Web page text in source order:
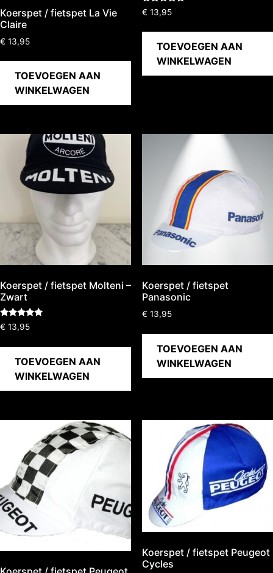
Koerspet / fietspet La Vie
Claire
€ 13,95
TOEVOEGEN AAN
WINKELWAGEN
Gewaardeerd
5.00
€ 13,95
TOEVOEGEN AAN
WINKELWAGEN
Koerspet / fietspet Molteni –
Zwart
Gewaardeerd
5.00
€ 13,95
TOEVOEGEN AAN
WINKELWAGEN
Koerspet / fietspet
Panasonic
€ 13,95
TOEVOEGEN AAN
WINKELWAGEN
Koerspet / fietspet Peugeot
Cycles